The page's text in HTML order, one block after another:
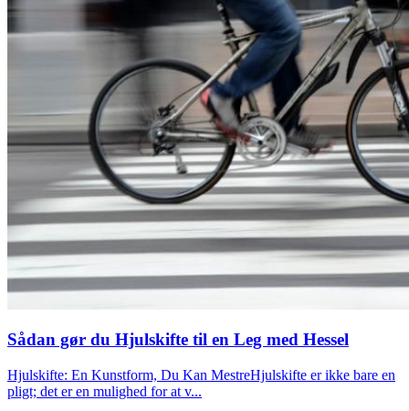
Sådan gør du Hjulskifte til en Leg med Hessel
Hjulskifte: En Kunstform, Du Kan MestreHjulskifte er ikke bare en
pligt; det er en mulighed for at v...